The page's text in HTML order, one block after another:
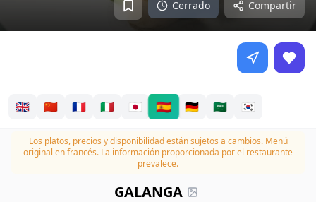
Cerrado Compartir
🇬🇧 🇨🇳 🇫🇷 🇮🇹 🇯🇵 🇪🇸 🇩🇪 🇸🇦 🇰🇷
Los platos, precios y disponibilidad están sujetos a cambios.Menú
original en francés. La información proporcionada por el restaurante
prevalece.
GALANGA